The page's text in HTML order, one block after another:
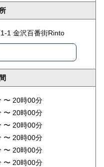
金沢百番街Rinto
20時00分
20時00分
20時00分
20時00分
20時00分
20時00分